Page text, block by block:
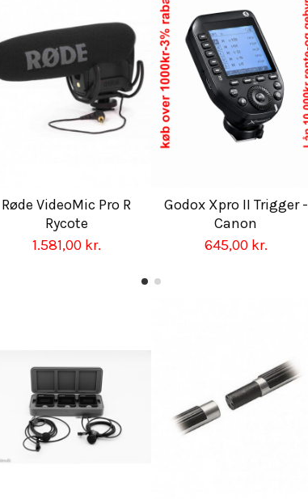
Røde VideoMic Pro R
Rycote
1.581,00 kr.
Godox Xpro II Trigger -
Canon
645,00 kr.